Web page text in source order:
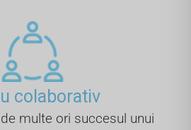
colaborativ
multe ori succesul unui